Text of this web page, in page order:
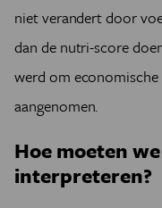
niet verandert door
dan de nutri-score
werd om
aangenomen.
Hoe moeten
interpreteren?